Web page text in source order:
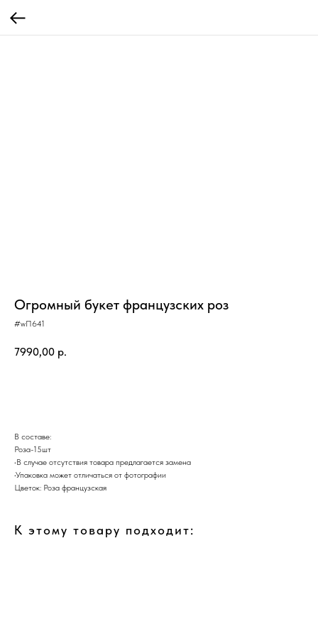
Огромный букет французских роз
#wП641
7990,00 р.
В составе:
Роза-15шт
•В случае отсутствия товара предлагается замена
•Упаковка может отличаться от фотографии
Цветок: Роза французская
К этому товару подходит: